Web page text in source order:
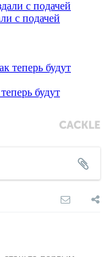
с подачей
будут